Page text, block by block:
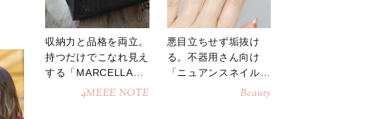
収納力と品格を両立。
持つだけでこなれ見え
する「MARCELLAト
ートバッグ」4MEEE NOTE
悪目立ちせず垢抜け
る。不器用さん向け
「ニュアンスネイル」
Beauty